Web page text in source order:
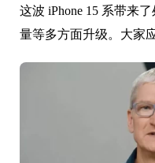
这波 iPhone 15 系带来
量等多方面升级。大家